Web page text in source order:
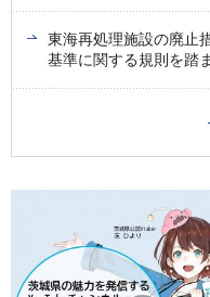
東海再処理施設の廃止
基準に関する規則を踏